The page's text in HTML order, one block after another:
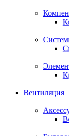
Вентиляция